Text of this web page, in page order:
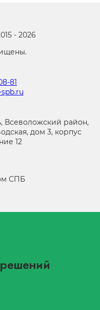
- 2026
81
Всеволожский район,
дом 3, корпус
12
СПБ
решений